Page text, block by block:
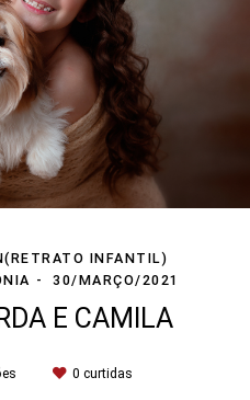
INFANTIL)
30/MARÇO/2021
E CAMILA
0 curtidas